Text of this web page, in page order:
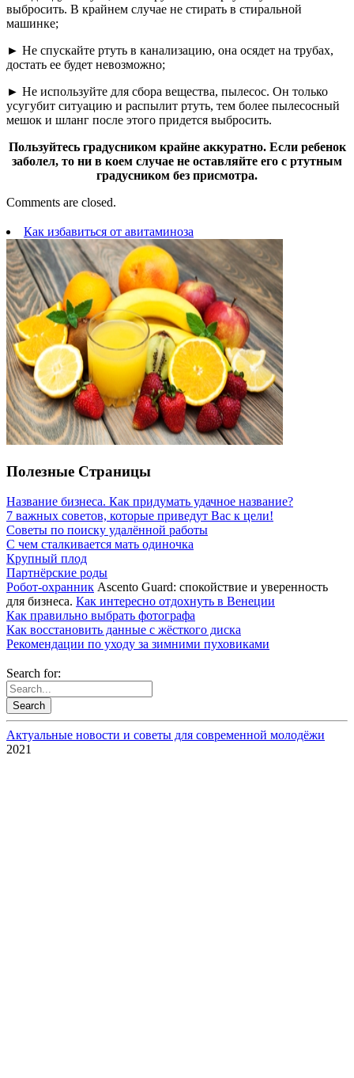
выбросить. В крайнем случае не стирать в стиральной
машинке;
► Не спускайте ртуть в канализацию, она осядет на трубах,
достать ее будет невозможно;
► Не используйте для сбора вещества, пылесос. Он только
усугубит ситуацию и распылит ртуть, тем более пылесосный
мешок и шланг после этого придется выбросить.
Пользуйтесь градусником крайне аккуратно. Если ребенок
заболел, то ни в коем случае не оставляйте его с ртутным
градусником без присмотра.
Comments are closed.
Как избавиться от авитаминоза
Полезные Страницы
Название бизнеса. Как придумать удачное название?
7 важных советов, которые приведут Вас к цели!
Советы по поиску удалённой работы
С чем сталкивается мать одиночка
Крупный плод
Партнёрские роды
Робот-охранник Ascento Guard: спокойствие и уверенность
для бизнеса. Как интересно отдохнуть в Венеции
Как правильно выбрать фотографа
Как восстановить данные с жёсткого диска
Рекомендации по уходу за зимними пуховиками
Search for:
Актуальные новости и советы для современной молодёжи
2021